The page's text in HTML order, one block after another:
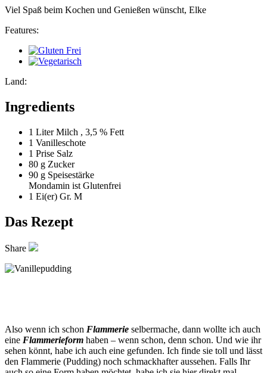
Viel Spaß beim Kochen und Genießen wünscht, Elke
Features:
Land:
Ingredients
1 Liter Milch , 3,5 % Fett
1 Vanilleschote
1 Prise Salz
80 g Zucker
90 g Speisestärke
Mondamin ist Glutenfrei
1 Ei(er) Gr. M
Das Rezept
Share
Also wenn ich schon Flammerie selbermache, dann wollte ich auch
eine Flammerieform haben – wenn schon, denn schon. Und wie ihr
sehen könnt, habe ich auch eine gefunden. Ich finde sie toll und lässt
den Flammerie (Pudding) noch schmackhafter aussehen. Falls Ihr